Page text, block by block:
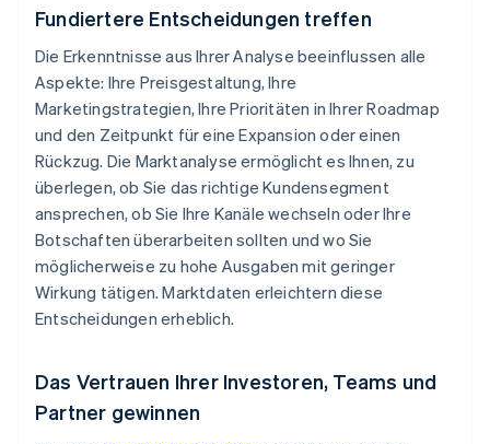
Fundiertere Entscheidungen treffen
Die Erkenntnisse aus Ihrer Analyse beeinflussen alle
Aspekte: Ihre Preisgestaltung, Ihre
Marketingstrategien, Ihre Prioritäten in Ihrer Roadmap
und den Zeitpunkt für eine Expansion oder einen
Rückzug. Die Marktanalyse ermöglicht es Ihnen, zu
überlegen, ob Sie das richtige Kundensegment
ansprechen, ob Sie Ihre Kanäle wechseln oder Ihre
Botschaften überarbeiten sollten und wo Sie
möglicherweise zu hohe Ausgaben mit geringer
Wirkung tätigen. Marktdaten erleichtern diese
Entscheidungen erheblich.
Das Vertrauen Ihrer Investoren, Teams und
Partner gewinnen